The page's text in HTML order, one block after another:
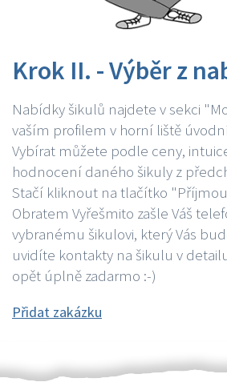
Krok II. - Výběr z
Nabídky šikulů najdete v sekci
vaším profilem v horní liště
Vybírat můžete podle ceny,
hodnocení daného šikuly z
Stačí kliknout na tlačítko
Obratem Vyřešmito zašle Váš
vybranému šikulovi, který Vás
uvidíte kontakty na šikulu v
opět úplně zadarmo :-)
Přidat zakázku